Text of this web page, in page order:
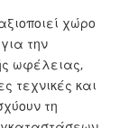
χώρο
την
ωφέλειας,
τεχνικές και
τη